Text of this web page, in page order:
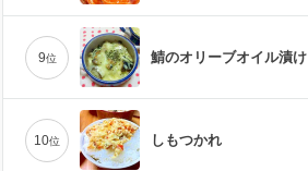
9位 鯖のオリーブオイル漬け
10位 しもつかれ